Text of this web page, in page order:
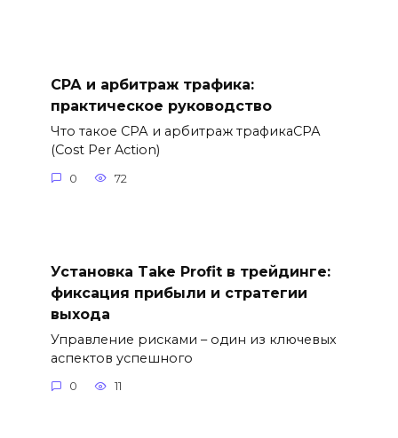
СРА и арбитраж трафика:
практическое руководство
Что такое СРА и арбитраж трафикаСРА
(Cost Per Action)
0 72
Установка Take Profit в трейдинге:
фиксация прибыли и стратегии
выхода
Управление рисками – один из ключевых
аспектов успешного
0 11